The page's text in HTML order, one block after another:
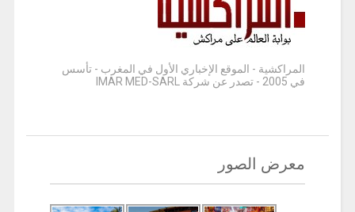
المراكشية - الموقع الإخباري الأول في المغرب - تأسس
في 2005 - تصدر عن شركة IMAR MED-SARL
معرض الصور